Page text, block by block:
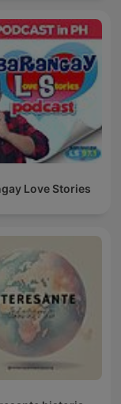
Love Stories